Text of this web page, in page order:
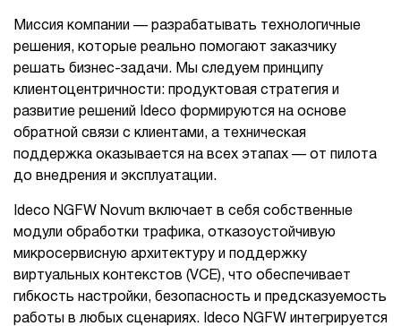
Сервисы для партнеров
Миссия компании — разрабатывать технологичные
решения, которые реально помогают заказчику
решать бизнес-задачи. Мы следуем принципу
клиентоцентричности: продуктовая стратегия и
развитие решений Ideco формируются на основе
обратной связи с клиентами, а техническая
поддержка оказывается на всех этапах — от пилота
до внедрения и эксплуатации.
Ideco NGFW Novum включает в себя собственные
модули обработки трафика, отказоустойчивую
микросервисную архитектуру и поддержку
виртуальных контекстов (VCE), что обеспечивает
гибкость настройки, безопасность и предсказуемость
работы в любых сценариях. Ideco NGFW интегрируется